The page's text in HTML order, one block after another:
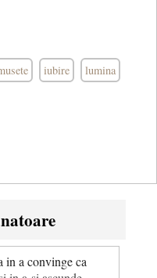
iubire lumina
in a convinge ca